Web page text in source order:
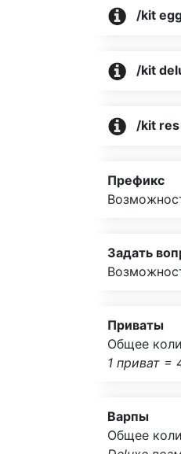
/kit
/kit
/kit res
Префикс
Задать
Приваты
Общее
1 приват =
Варпы
Общее